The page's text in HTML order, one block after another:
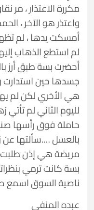
مكررة الاعتذار ، مر
واعتذر هو الآخر ،
أمسكت يدها ، لم
لم استطع الذهاب
أحضرت بسة طبق أرز
جسدها حين استدارت
هي الأخري لكن لم
لليوم الثاني لم
حاملة فوق رأسها
بالعسل ….سألتها
مريضة هي إذن طلبت
بسة كانت ترمي
ناصية السوق اسمع
عبده المنفي